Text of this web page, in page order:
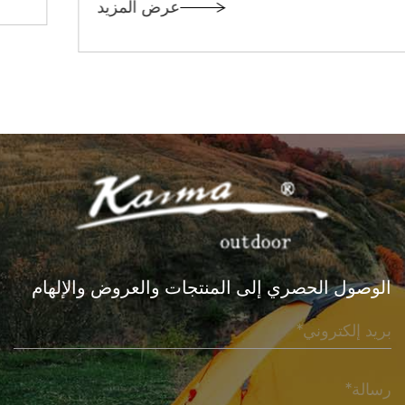
عرض المزيد
الوصول الحصري إلى المنتجات والعروض والإلهام